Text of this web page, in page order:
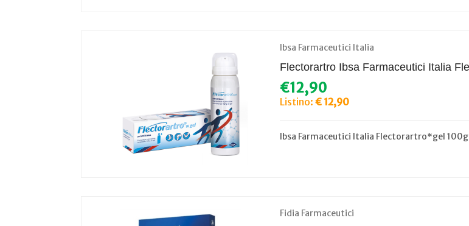
Ibsa Farmaceutici Italia
Flectorartro Ibsa Farmaceutici Italia
€12,90
Listino:€ 12,90
Ibsa Farmaceutici Italia Flectorartro*gel 100g
Fidia Farmaceutici